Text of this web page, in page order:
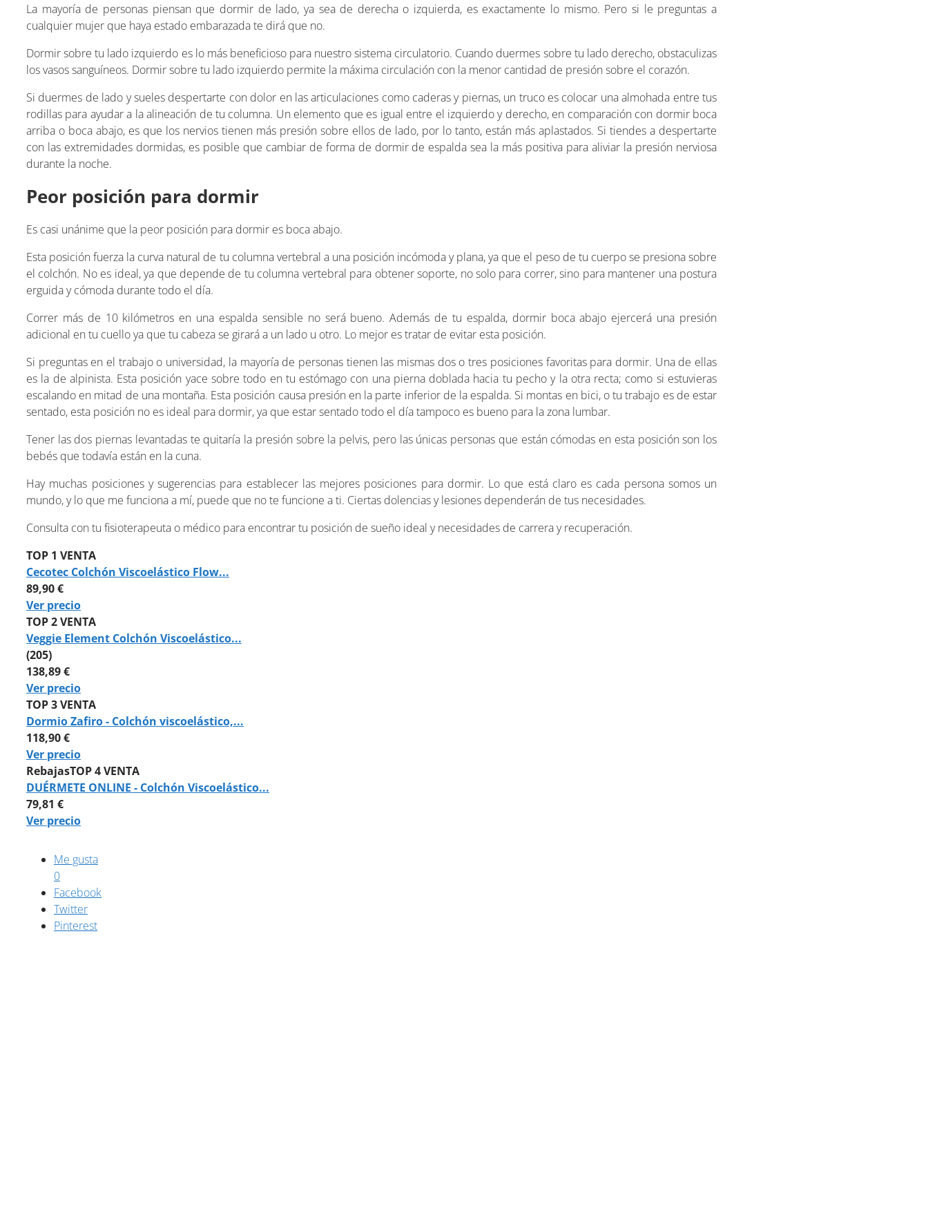
La mayoría de personas piensan que dormir de lado, ya sea de derecha o izquierda, es exactamente lo mismo. Pero si le preguntas a
cualquier mujer que haya estado embarazada te dirá que no.
Dormir sobre tu lado izquierdo es lo más beneficioso para nuestro sistema circulatorio. Cuando duermes sobre tu lado derecho, obstaculizas
los vasos sanguíneos. Dormir sobre tu lado izquierdo permite la máxima circulación con la menor cantidad de presión sobre el corazón.
Si duermes de lado y sueles despertarte con dolor en las articulaciones como caderas y piernas, un truco es colocar una almohada entre tus
rodillas para ayudar a la alineación de tu columna. Un elemento que es igual entre el izquierdo y derecho, en comparación con dormir boca
arriba o boca abajo, es que los nervios tienen más presión sobre ellos de lado, por lo tanto, están más aplastados. Si tiendes a despertarte
con las extremidades dormidas, es posible que cambiar de forma de dormir de espalda sea la más positiva para aliviar la presión nerviosa
durante la noche.
Peor posición para dormir
Es casi unánime que la peor posición para dormir es boca abajo.
Esta posición fuerza la curva natural de tu columna vertebral a una posición incómoda y plana, ya que el peso de tu cuerpo se presiona sobre
el colchón. No es ideal, ya que depende de tu columna vertebral para obtener soporte, no solo para correr, sino para mantener una postura
erguida y cómoda durante todo el día.
Correr más de 10 kilómetros en una espalda sensible no será bueno. Además de tu espalda, dormir boca abajo ejercerá una presión
adicional en tu cuello ya que tu cabeza se girará a un lado u otro. Lo mejor es tratar de evitar esta posición.
Si preguntas en el trabajo o universidad, la mayoría de personas tienen las mismas dos o tres posiciones favoritas para dormir. Una de ellas
es la de alpinista. Esta posición yace sobre todo en tu estómago con una pierna doblada hacia tu pecho y la otra recta; como si estuvieras
escalando en mitad de una montaña. Esta posición causa presión en la parte inferior de la espalda. Si montas en bici, o tu trabajo es de estar
sentado, esta posición no es ideal para dormir, ya que estar sentado todo el día tampoco es bueno para la zona lumbar.
Tener las dos piernas levantadas te quitaría la presión sobre la pelvis, pero las únicas personas que están cómodas en esta posición son los
bebés que todavía están en la cuna.
Hay muchas posiciones y sugerencias para establecer las mejores posiciones para dormir. Lo que está claro es cada persona somos un
mundo, y lo que me funciona a mí, puede que no te funcione a ti. Ciertas dolencias y lesiones dependerán de tus necesidades.
Consulta con tu fisioterapeuta o médico para encontrar tu posición de sueño ideal y necesidades de carrera y recuperación.
TOP 1 VENTA
Cecotec Colchón Viscoelástico Flow...
89,90 €
Ver precio
TOP 2 VENTA
Veggie Element Colchón Viscoelástico...
(205)
138,89 €
Ver precio
TOP 3 VENTA
Dormio Zafiro - Colchón viscoelástico,...
118,90 €
Ver precio
RebajasTOP 4 VENTA
DUÉRMETE ONLINE - Colchón Viscoelástico...
79,81 €
Ver precio
Me gusta
0
Facebook
Twitter
Pinterest